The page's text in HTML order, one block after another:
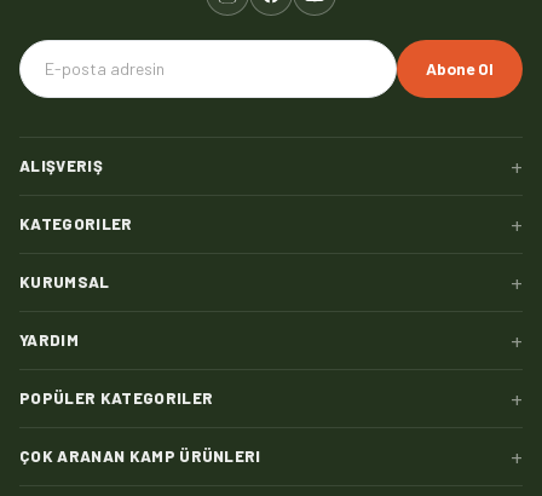
Abone Ol
ALIŞVERIŞ +
KATEGORILER +
KURUMSAL +
YARDIM +
POPÜLER KATEGORILER +
ÇOK ARANAN KAMP ÜRÜNLERI +